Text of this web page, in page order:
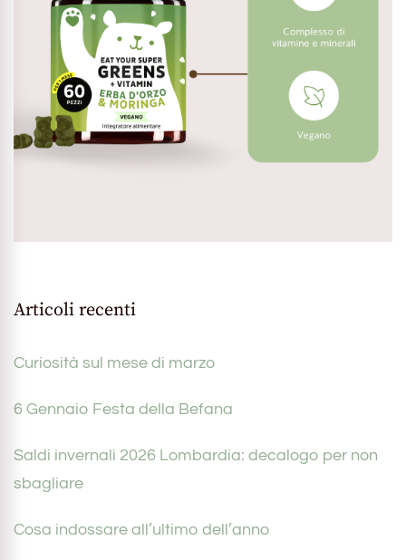
Articoli recenti
Curiosità sul mese di marzo
6 Gennaio Festa della Befana
Saldi invernali 2026 Lombardia: decalogo per non
sbagliare
Cosa indossare all’ultimo dell’anno